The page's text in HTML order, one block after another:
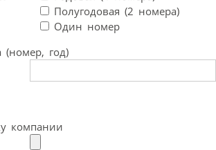
Полугодовая (2 номера)
Один номер
год)
компании